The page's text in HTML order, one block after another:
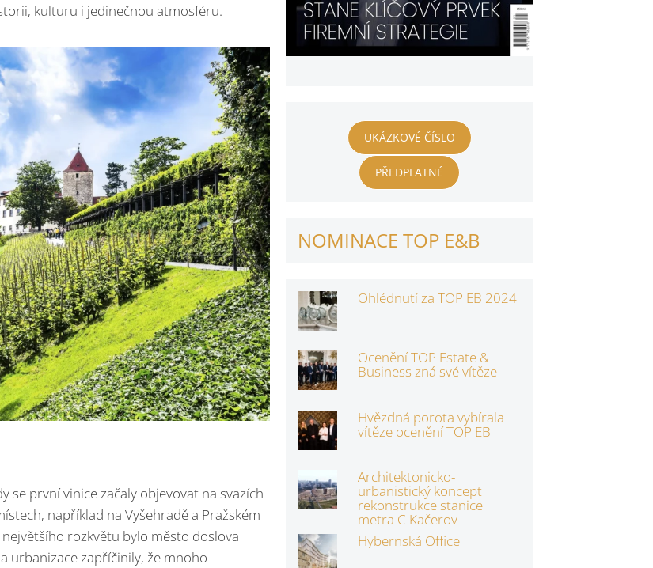
kulturu i jedinečnou atmosféru.
se první vinice začaly objevovat na svazích
například na Vyšehradě a Pražském
rozkvětu bylo město doslova
urbanizace zapříčinily, že mnoho
UKÁZKOVÉ ČÍSLO
PŘEDPLATNÉ
NOMINACE TOP E&B
Ohlédnutí za TOP EB 2024
Ocenění TOP Estate &
Business zná své vítěze
Hvězdná porota vybírala
vítěze ocenění TOP EB
Architektonicko-
urbanistický koncept
rekonstrukce stanice
metra C Kačerov
Hybernská Office